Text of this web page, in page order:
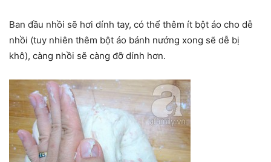
Ban đầu nhồi sẽ hơi dính tay, có thể thêm ít bột áo cho dễ
nhồi (tuy nhiên thêm bột áo bánh nướng xong sẽ dễ bị
khô), càng nhồi sẽ càng đỡ dính hơn.